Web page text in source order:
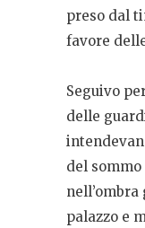
preso dal
favore
Seguivo
delle
del
palazzo e